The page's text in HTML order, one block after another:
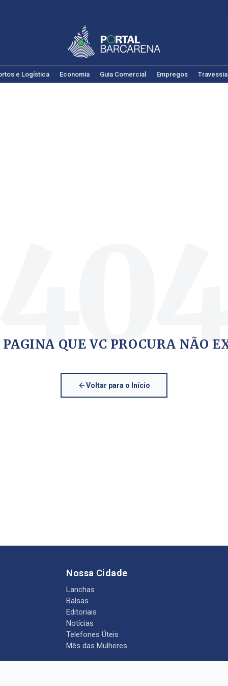
e Logística Economia Guia Comercial Empregos
PAGINA QUE VC PROCURA NÃO
Voltar para o Início
Nossa Cidade
Lanchas
Balsas
Editoriais
Notícias
Telefones Úteis
Mês das Mulheres